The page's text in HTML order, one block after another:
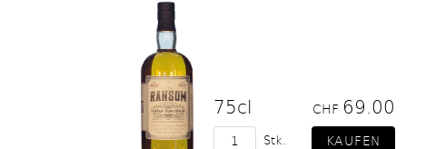
75cl CHF 69.00
Stk.